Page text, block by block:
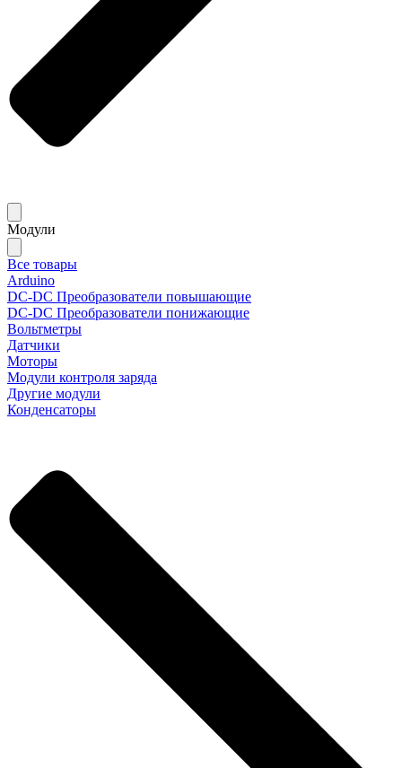
Модули
Все товары
Arduino
DC-DC Преобразователи повышающие
DC-DC Преобразователи понижающие
Вольтметры
Датчики
Моторы
Модули контроля заряда
Другие модули
Конденсаторы